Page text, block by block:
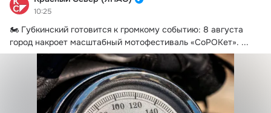
10:25
🏍 Губкинский готовится к громкому событию: 8 августа
город накроет масштабный мотофестиваль «СоРОКет». ...